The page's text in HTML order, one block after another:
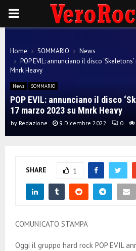
P
I
M
A
Home SOMMARIO
News
POP EVIL: annunciano il disco
Mnrk Heavy
News SOMMARIO
POP EVIL: annunciano il disco
17 marzo 2023 su Mnrk Heavy
by Redazione 9 Dicembre 2022 0
SHARE 1
COMUNICATO STAMPA
Oggi il gruppo hard rock POP EVIL